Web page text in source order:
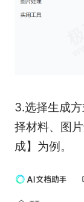
3.选择生成
择材料、图
成】为例。